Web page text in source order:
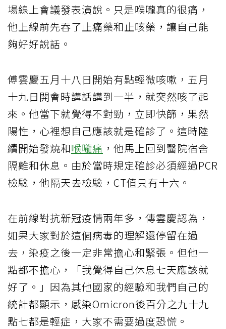
場線上會議發表演說。只是喉嚨真的很痛，
他上線前先吞了止痛藥和止咳藥，讓自己能
夠好好說話。
傅雲慶五月十八日開始有點輕微咳嗽，五月
十九日開會時講話講到一半，就突然咳了起
來。他當下就覺得不對勁，立即快篩，果然
陽性，心裡想自己應該就是確診了。這時陸
續開始發燒和喉嚨痛 ，他馬上回到醫院宿舍
隔離和休息。由於當時規定確診必須經過PCR
檢驗，他隔天去檢驗，CT值只有十六。
在前線對抗新冠疫情兩年多，傳雲慶認為，
如果大家對於這個病毒的理解還停留在過
去，染疫之後一定非常擔心和緊張。但他一
點都不擔心，「我覺得自己休息七天應該就
好了。」因為其他國家的經驗和我們自己的
統計都顯示，感染Omicron後百分之九十九
點七都是輕症，大家不需要過度恐慌。